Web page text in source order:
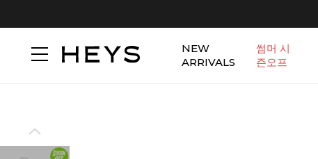
NEW
ARRIVALS
썸머 시
즌오프